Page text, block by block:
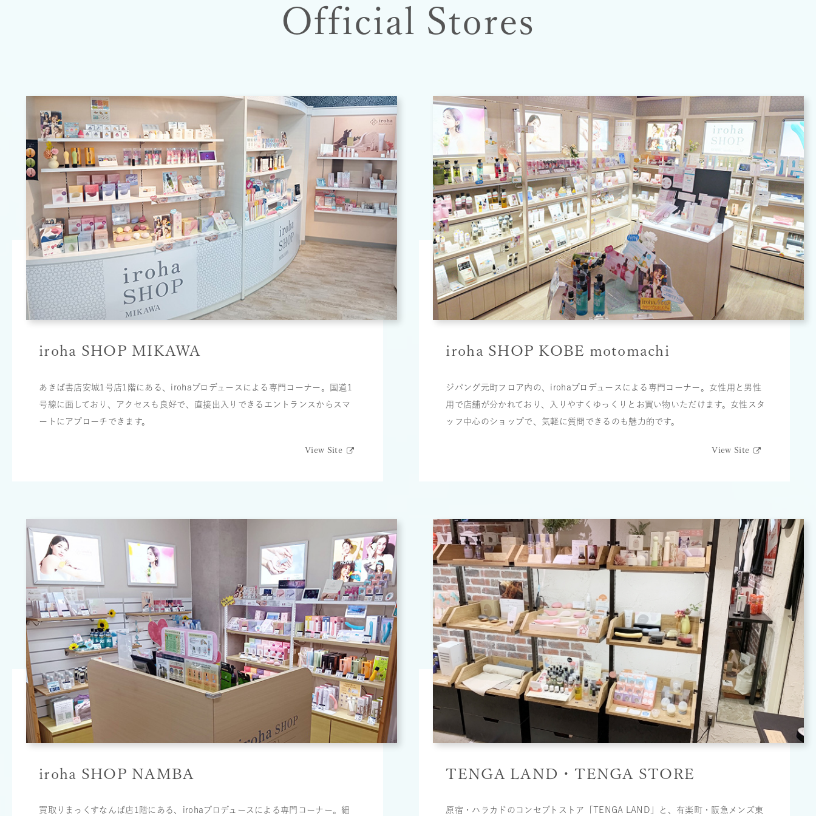
Official Stores
iroha SHOP MIKAWA
あきば書店安城1号店1階にある、irohaプロデュースによる専門コーナー。国道1
号線に面しており、アクセスも良好で、直接出入りできるエントランスからスマ
ートにアプローチできます。
View Site
iroha SHOP KOBE motomachi
ジパング元町フロア内の、irohaプロデュースによる専門コーナー。女性用と男性
用で店舗が分かれており、入りやすくゆっくりとお買い物いただけます。女性スタ
ッフ中心のショップで、気軽に質問できるのも魅力的です。
View Site
iroha SHOP NAMBA
買取りまっくすなんば店1階にある、irohaプロデュースによる専門コーナー。細
TENGA LAND・TENGA STORE
原宿・ハラカドのコンセプトストア「TENGA LAND」と、有楽町・阪急メンズ東